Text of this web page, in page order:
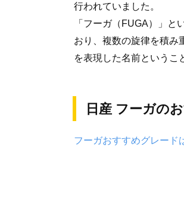
行われていました。
「フーガ（FUGA）」
おり、複数の旋律を積み
を表現した名前というこ
日産 フーガの
フーガおすすめグレード